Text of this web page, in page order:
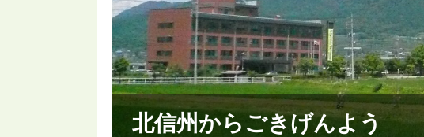
北信州からごきげんよう